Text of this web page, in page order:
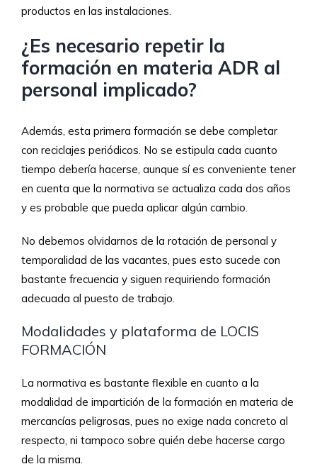
productos en las instalaciones.
¿Es necesario repetir la
formación en materia ADR al
personal implicado?
Además, esta primera formación se debe completar
con reciclajes periódicos. No se estipula cada cuanto
tiempo debería hacerse, aunque sí es conveniente tener
en cuenta que la normativa se actualiza cada dos años
y es probable que pueda aplicar algún cambio.
No debemos olvidarnos de la rotación de personal y
temporalidad de las vacantes, pues esto sucede con
bastante frecuencia y siguen requiriendo formación
adecuada al puesto de trabajo.
Modalidades y plataforma de LOCIS
FORMACIÓN
La normativa es bastante flexible en cuanto a la
modalidad de impartición de la formación en materia de
mercancías peligrosas, pues no exige nada concreto al
respecto, ni tampoco sobre quién debe hacerse cargo
de la misma.